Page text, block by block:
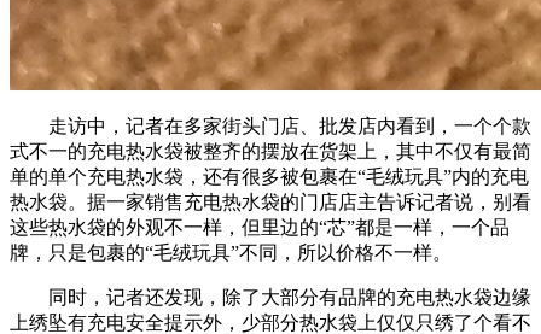
走访中，记者在多家街头门店、批发店内看到，一个个款
式不一的充电热水袋被整齐的摆放在货架上，其中不仅有最简
单的单个充电热水袋，还有很多被包裹在“毛绒玩具”内的充电
热水袋。据一家销售充电热水袋的门店店主告诉记者说，别看
这些热水袋的外观不一样，但里边的“芯”都是一样，一个品
牌，只是包裹的“毛绒玩具”不同，所以价格不一样。
同时，记者还发现，除了大部分有品牌的充电热水袋边缘
上绣坠有充电安全提示外，少部分热水袋上仅仅只绣了个看不